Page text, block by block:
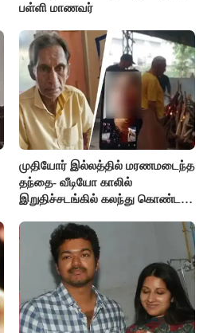
பள்ளி மாணவர்
முதியோர் இல்லத்தில் மரணமடைந்த
தந்தை- வீடியோ காலில்
இறுதிச்சடங்கில் கலந்து கொண்ட